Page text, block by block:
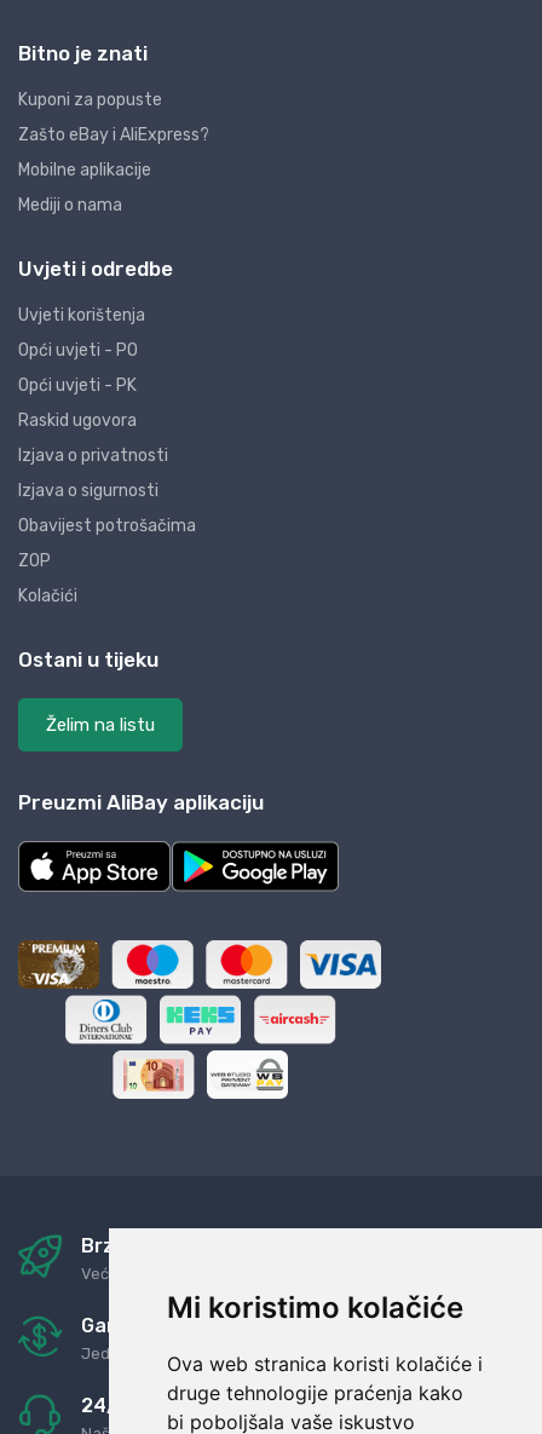
Mi koristimo kolačiće
Ova web stranica koristi kolačiće i
druge tehnologije praćenja kako
bi poboljšala vaše iskustvo
Bitno je znati
Kuponi za popuste
Zašto eBay i AliExpress?
Mobilne aplikacije
Mediji o nama
Uvjeti i odredbe
Uvjeti korištenja
Opći uvjeti - PO
Opći uvjeti - PK
Raskid ugovora
Izjava o privatnosti
Izjava o sigurnosti
Obavijest potrošačima
ZOP
Kolačići
Ostani u tijeku
Želim na listu
Preuzmi AliBay aplikaciju
Brza i sigurna dostava
Već za nekoliko dana kod vas
Garancija u povrat novaca
Jednostavno pravilo: Roba za novac
24/7 odlična podrška